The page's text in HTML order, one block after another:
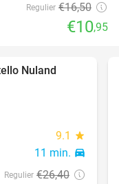
Regulier €16,50
€10,95
Nuland
9.1 star
11 min. directions_car
Regulier €26,40